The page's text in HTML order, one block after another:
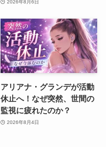
2026年8月6日
アリアナ・グランデが活動
休止へ！なぜ突然、世間の
監視に疲れたのか？
2026年8月4日